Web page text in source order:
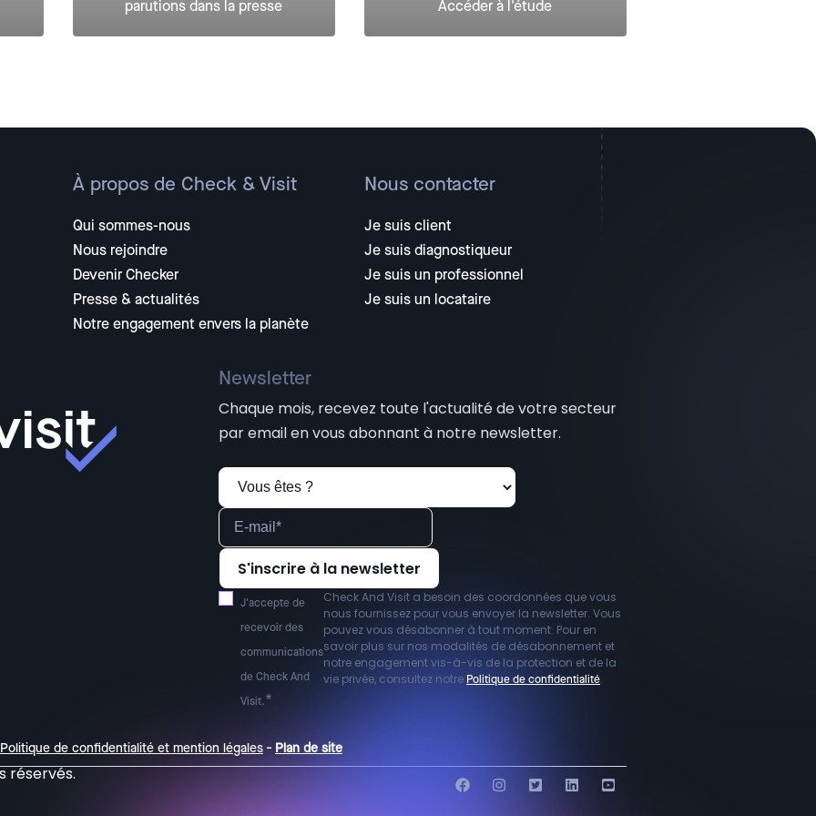
parutions dans la presse
Accéder à l'étude
À propos de Check & Visit
Qui sommes-nous
Nous rejoindre
Devenir Checker
Presse & actualités
Notre engagement envers la planète
Nous contacter
Je suis client
Je suis diagnostiqueur
Je suis un professionnel
Je suis un locataire
Newsletter
Chaque mois, recevez toute l'actualité de votre secteur
par email en vous abonnant à notre newsletter.
J'accepte de
recevoir des
communications
de Check And
Visit.*
Check And Visit a besoin des coordonnées que vous
nous fournissez pour vous envoyer la newsletter. Vous
pouvez vous désabonner à tout moment. Pour en
savoir plus sur nos modalités de désabonnement et
notre engagement vis-à-vis de la protection et de la
vie privée, consultez notre Politique de confidentialité.
Politique de confidentialité et mention légales - Plan de site
réservés.